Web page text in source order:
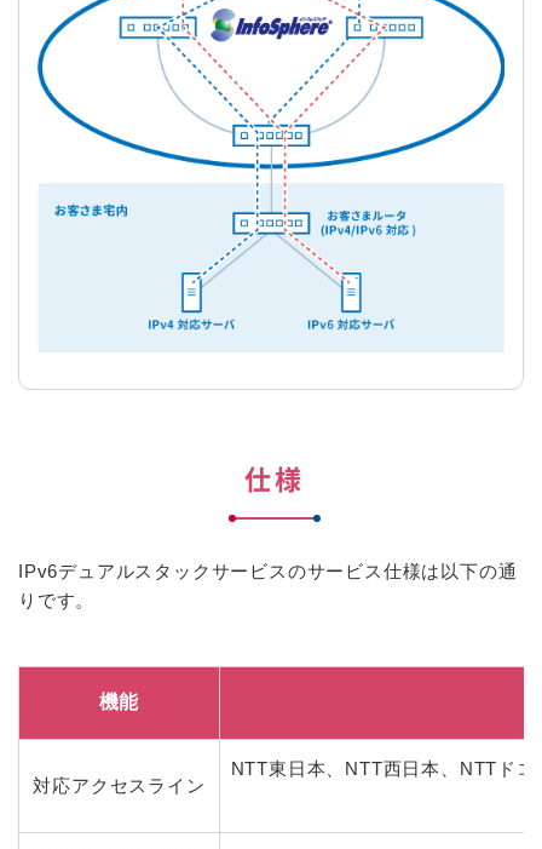
仕様
IPv6デュアルスタックサービスのサービス仕様は以下の通
りです。
機能
対応アクセスライン
NTT東日本、NTT西日本、NTTド